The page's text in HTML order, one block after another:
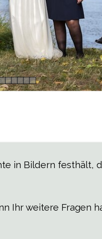
in Bildern festhält,
Ihr weitere Fragen